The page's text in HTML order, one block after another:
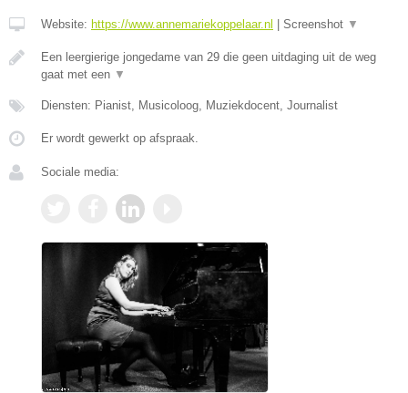
Website: https://www.annemariekoppelaar.nl | Screenshot ▼
Een leergierige jongedame van 29 die geen uitdaging uit de weg
gaat met een ▼
Diensten: Pianist, Musicoloog, Muziekdocent, Journalist
Er wordt gewerkt op afspraak.
Sociale media: